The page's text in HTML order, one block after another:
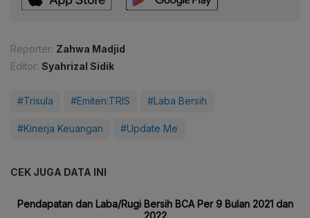
Reporter: Zahwa Madjid
Editor: Syahrizal Sidik
#Trisula #Emiten:TRIS #Laba Bersih
#Kinerja Keuangan #Update Me
CEK JUGA DATA INI